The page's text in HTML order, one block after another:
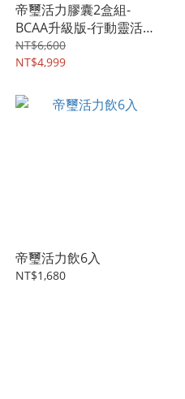
帝璽活力膠囊2盒組-
BCAA升級版-行動靈活、
運動健身好夥伴(120顆/
盒*2)
NT$6,600
NT$4,999
帝璽活力飲6入
NT$1,680